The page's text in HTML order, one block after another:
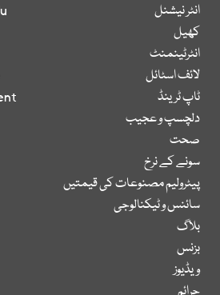
انٹر نیشنل
کھیل
انٹرٹینمنٹ
لائف اسٹائل
ٹاپ ٹرینڈ
دلچسپ و عجیب
صحت
سونے کے نرخ
پیٹرولیم مصنوعات کی قیمتیں
سائنس و ٹیکنالوجی
بلاگ
بزنس
ویڈیوز